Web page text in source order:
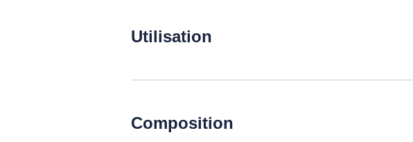
Utilisation
Étaler le produit uniformément avec une éponge
Laisser agir quelques minutes.
Composition